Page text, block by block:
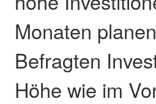
Monaten
Befragten
Höhe wie im